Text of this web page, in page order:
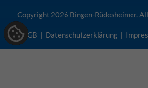
Copyright 2026 Bingen-Rüdesheimer.
AGB Datenschutzerklärung|